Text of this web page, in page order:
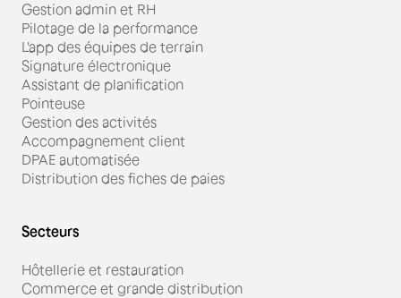
Gestion admin et RH
Pilotage de la performance
L'app des équipes de terrain
Signature électronique
Assistant de planification
Pointeuse
Gestion des activités
Accompagnement client
DPAE automatisée
Distribution des fiches de paies
Secteurs
Hôtellerie et restauration
Commerce et grande distribution